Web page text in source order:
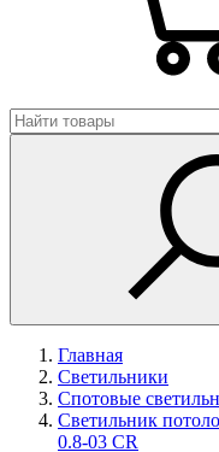
Главная
Светильники
Спотовые
Светильник
0.8-03 CR